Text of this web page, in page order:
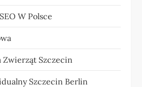
W Polsce
Zwierząt Szczecin
Szczecin Berlin